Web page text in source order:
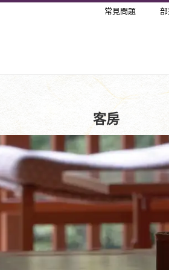
常見問題 部
客房